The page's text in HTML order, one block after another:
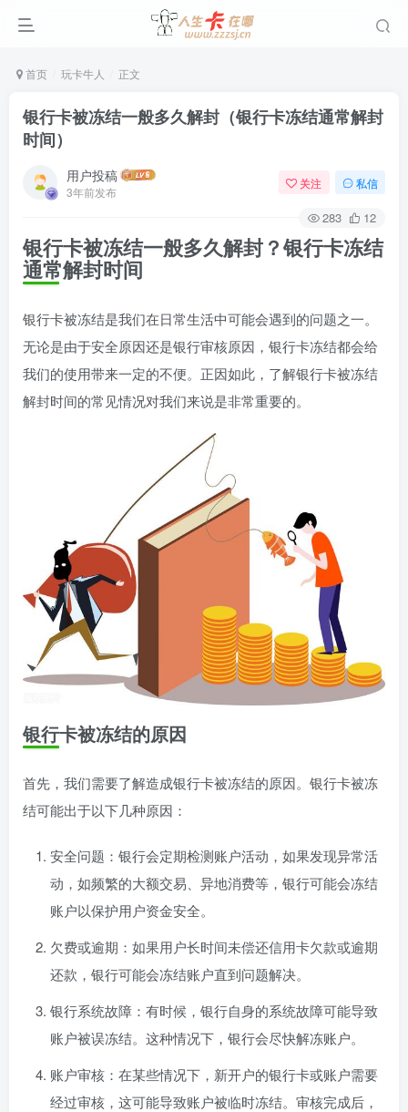
首页 玩卡牛人 正文
银行卡被冻结一般多久解封（银行卡冻结通常解封
时间）
用户投稿
3年前发布
关注 私信
283 12
银行卡被冻结一般多久解封？银行卡冻结
通常解封时间
银行卡被冻结是我们在日常生活中可能会遇到的问题之一。
无论是由于安全原因还是银行审核原因，银行卡冻结都会给
我们的使用带来一定的不便。正因如此，了解银行卡被冻结
解封时间的常见情况对我们来说是非常重要的。
银行卡被冻结的原因
首先，我们需要了解造成银行卡被冻结的原因。银行卡被冻
结可能出于以下几种原因：
安全问题：银行会定期检测账户活动，如果发现异常活
动，如频繁的大额交易、异地消费等，银行可能会冻结
账户以保护用户资金安全。
欠费或逾期：如果用户长时间未偿还信用卡欠款或逾期
还款，银行可能会冻结账户直到问题解决。
银行系统故障：有时候，银行自身的系统故障可能导致
账户被误冻结。这种情况下，银行会尽快解冻账户。
账户审核：在某些情况下，新开户的银行卡或账户需要
经过审核，这可能导致账户被临时冻结。审核完成后，